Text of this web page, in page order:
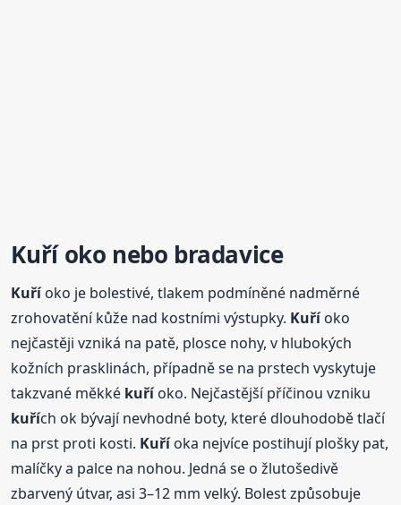
Kuříoko nebo bradavice
Kuříoko je bolestivé, tlakem podmíněné nadměrné
zrohovatění kůže nad kostními výstupky. Kuříoko
nejčastěji vzniká na patě, plosce nohy, v hlubokých
kožních prasklinách, případně se na prstech vyskytuje
takzvané měkké kuříoko. Nejčastější příčinou vzniku
kuřích ok bývají nevhodné boty, které dlouhodobě tlačí
na prst proti kosti. Kuříoka nejvíce postihují plošky pat,
malíčky a palce na nohou. Jedná se o žlutošedivě
zbarvený útvar, asi 3–12 mm velký. Bolest způsobuje